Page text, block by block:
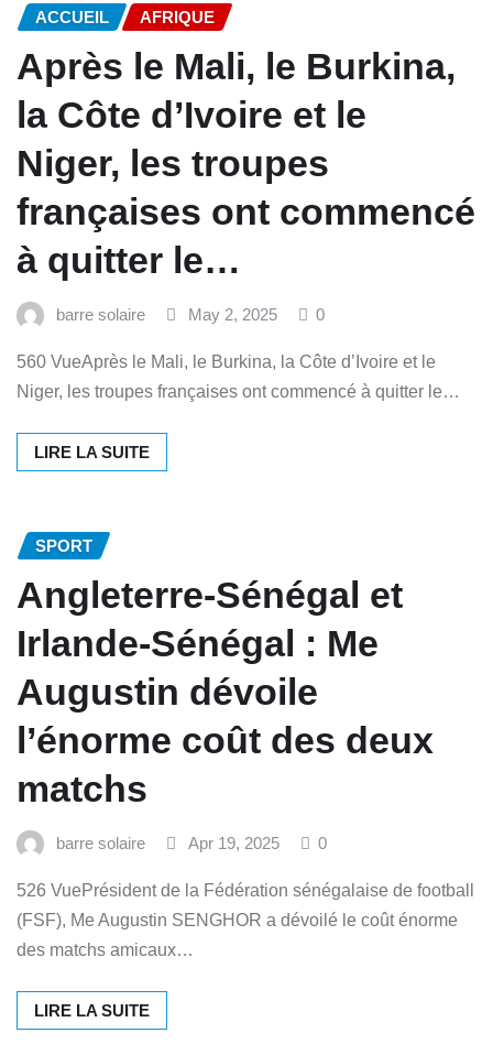
ACCUEIL AFRIQUE
Après le Mali, le Burkina,
la Côte d’Ivoire et le
Niger, les troupes
françaises ont commencé
à quitter le…
barre solaire May 2, 2025 0
560 VueAprès le Mali, le Burkina, la Côte d’Ivoire et le
Niger, les troupes françaises ont commencé à quitter le…
LIRE LA SUITE
SPORT
Angleterre-Sénégal et
Irlande-Sénégal : Me
Augustin dévoile
l’énorme coût des deux
matchs
barre solaire Apr 19, 2025 0
526 VuePrésident de la Fédération sénégalaise de football
(FSF), Me Augustin SENGHOR a dévoilé le coût énorme
des matchs amicaux…
LIRE LA SUITE